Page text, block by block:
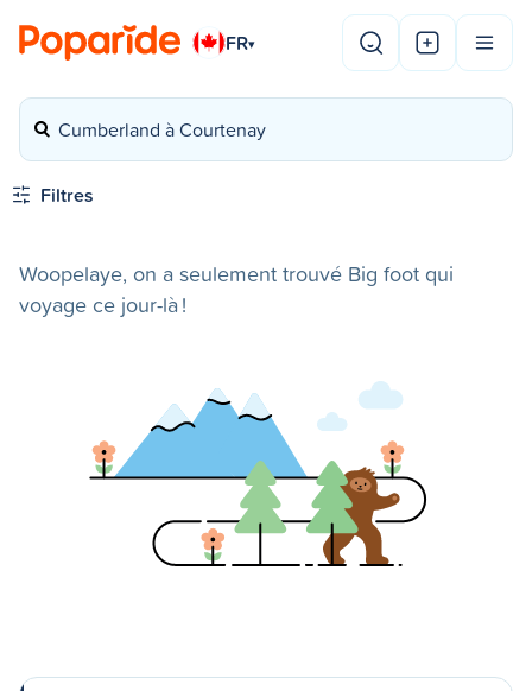
FR▾
Cumberland à Courtenay
Filtres
Woopelaye, on a seulement trouvé Big foot qui
voyage ce jour-là !